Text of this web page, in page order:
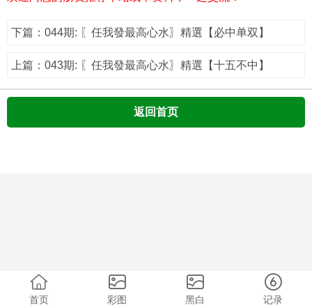
下篇：044期: 〖任我發最高心水〗精選【必中单双】
上篇：043期: 〖任我發最高心水〗精選【十五不中】
返回首页
首页 彩图 黑白 记录